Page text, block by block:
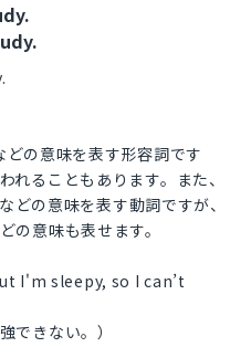
の意味を表す形容詞です
れることもあります。また、
の意味を表す動詞ですが、
の意味も表せます。
I'm sleepy, so I can’t
できない。）